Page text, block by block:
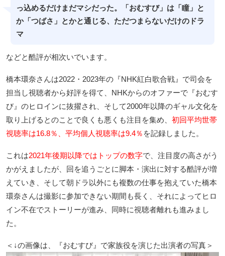
っ込めるだけまだマシだった。「おむすび」は「瞳」と
か「つばさ」とかと通じる、ただつまらないだけのドラ
マ
などと酷評が相次いでいます。
橋本環奈さんは2022・2023年の『NHK紅白歌合戦』で司会を
担当し視聴者から好評を得て、NHKからのオファーで『おむす
び』のヒロインに抜擢され、そして2000年以降のギャル文化を
取り上げるとのことで良くも悪くも注目を集め、 初回平均世帯
視聴率は16.8％、平均個人視聴率は9.4％ を記録しました。
これは2021年後期以降ではトップの数字で、注目度の高さがう
かがえましたが、回を追うごとに脚本・演出に対する酷評が増
えていき、そして朝ドラ以外にも複数の仕事を抱えていた橋本
環奈さんは撮影に参加できない期間も長く、それによってヒロ
イン不在でストーリーが進み、同時に視聴者離れも進みまし
た。
＜↓の画像は、『おむすび』で家族役を演じた出演者の写真＞